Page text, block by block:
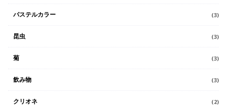
パステルカラー (3)
昆虫 (3)
菊 (3)
飲み物 (3)
クリオネ (2)